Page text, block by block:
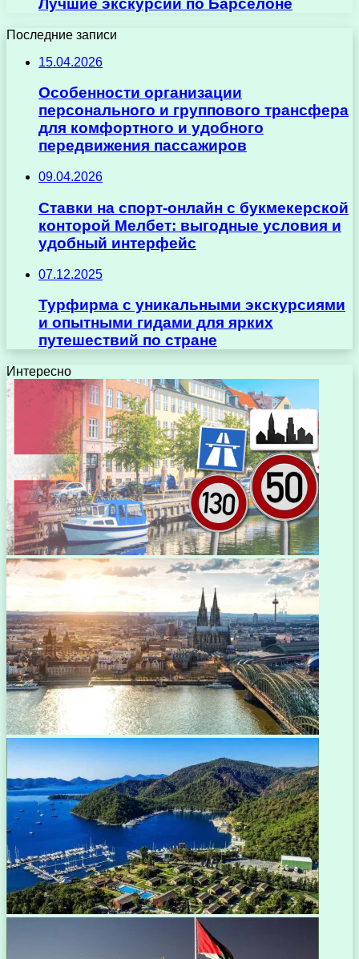
Лучшие экскурсии по Барселоне
Последние записи
15.04.2026
Особенности организации
персонального и группового трансфера
для комфортного и удобного
передвижения пассажиров
09.04.2026
Ставки на спорт-онлайн с букмекерской
конторой Мелбет: выгодные условия и
удобный интерфейс
07.12.2025
Турфирма с уникальными экскурсиями
и опытными гидами для ярких
путешествий по стране
Интересно